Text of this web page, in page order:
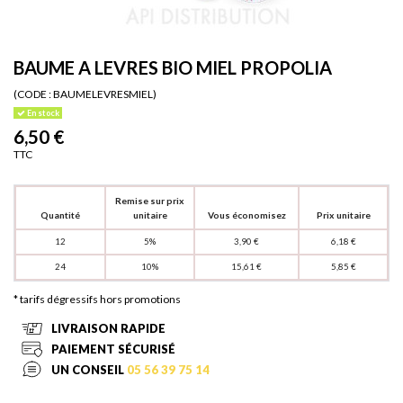
BAUME A LEVRES BIO MIEL PROPOLIA
(CODE :BAUMELEVRESMIEL)
En stock
6,50 €
TTC
Quantité
Remise sur prix
unitaire
Vous économisez Prix unitaire
12 5% 3,90 € 6,18 €
24 10% 15,61 € 5,85 €
* tarifs dégressifs hors promotions
LIVRAISON RAPIDE
PAIEMENT SÉCURISÉ
UN CONSEIL 05 56 39 75 14